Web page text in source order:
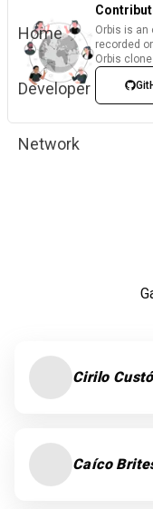
Home
Developer
Network
Orbis is an
recorded
Orbis
Cirilo
Caíco